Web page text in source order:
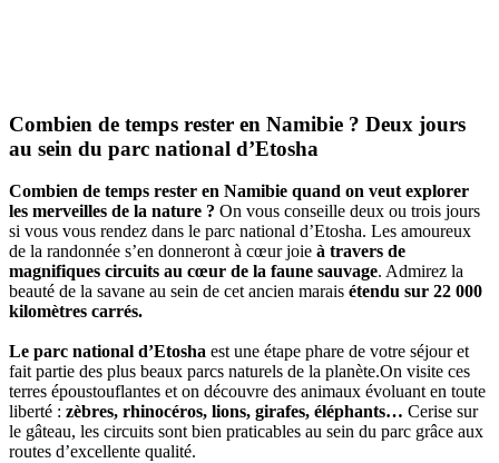
Combien de temps rester en Namibie ? Deux jours
au sein du parc national d’Etosha
Combien de temps rester en Namibie quand on veut explorer
les merveilles de la nature ? On vous conseille deux ou trois jours
si vous vous rendez dans le parc national d’Etosha. Les amoureux
de la randonnée s’en donneront à cœur joie à travers de
magnifiques circuits au cœur de la faune sauvage. Admirez la
beauté de la savane au sein de cet ancien marais étendu sur 22 000
kilomètres carrés.
Le parc national d’Etosha est une étape phare de votre séjour et
fait partie des plus beaux parcs naturels de la planète.On visite ces
terres époustouflantes et on découvre des animaux évoluant en toute
liberté : zèbres, rhinocéros, lions, girafes, éléphants… Cerise sur
le gâteau, les circuits sont bien praticables au sein du parc grâce aux
routes d’excellente qualité.